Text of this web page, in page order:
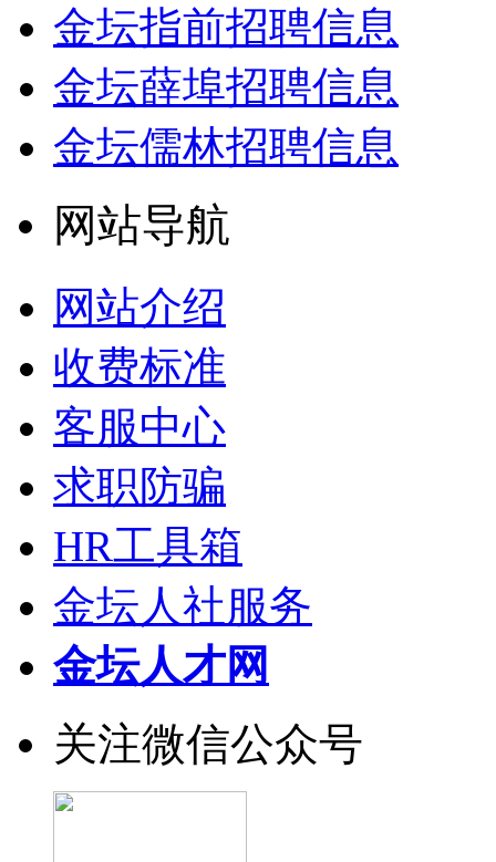
金坛指前招聘信息
金坛薛埠招聘信息
金坛儒林招聘信息
网站导航
网站介绍
收费标准
客服中心
求职防骗
HR工具箱
金坛人社服务
金坛人才网
关注微信公众号